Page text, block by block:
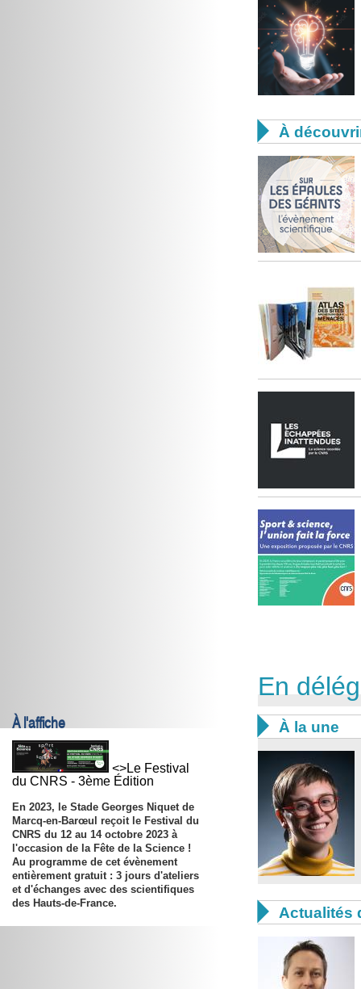
 À
À l'affiche
<>Le Festival
du CNRS - 3ème Édition
En 2023, le Stade Georges Niquet de
Marcq-en-Barœul reçoit le Festival du
CNRS du 12 au 14 octobre 2023 à
l'occasion de la Fête de la Science !
Au programme de cet évènement
entièrement gratuit : 3 jours d'ateliers
et d'échanges avec des scientifiques
des Hauts-de-France.
En
 À la une
 Actualités